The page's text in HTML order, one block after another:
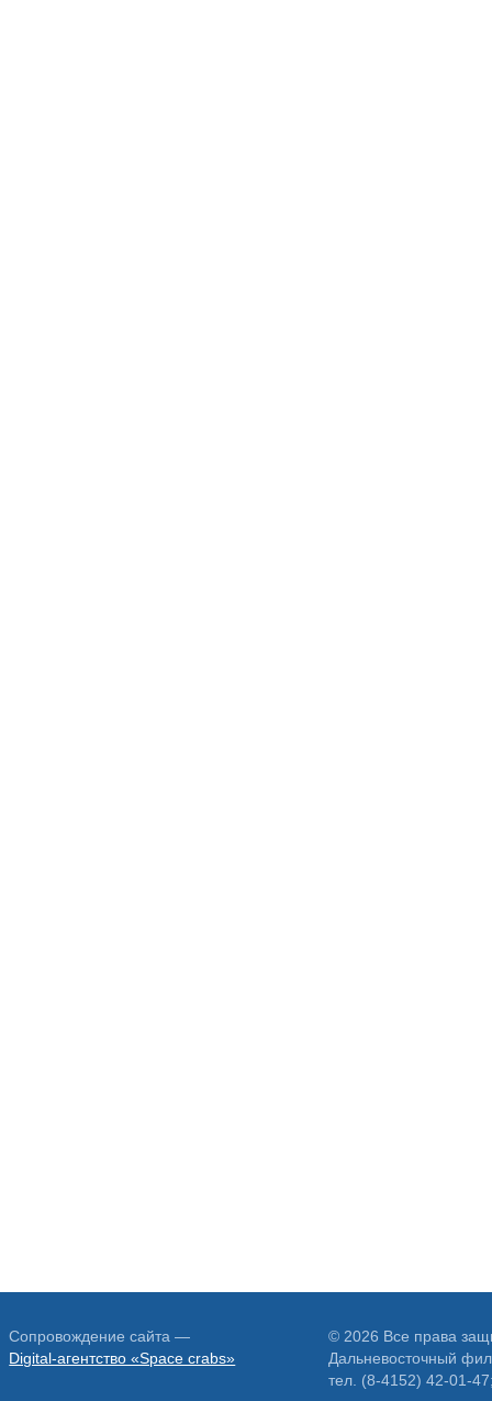
Сопровождение сайта —
Digital-агентство «Space crabs»
© 2026 Все права
Дальневосточный
тел. (8-4152) 42-01-